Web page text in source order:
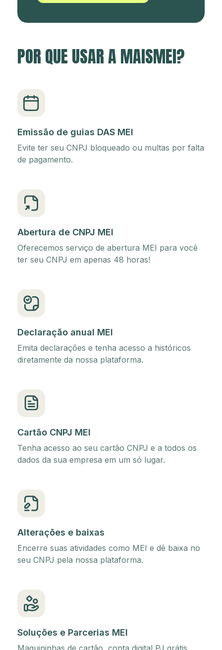
POR QUE USAR A MAISMEI?
Emissão de guias DAS MEI
Evite ter seu CNPJ bloqueado ou multas por falta
de pagamento.
Abertura de CNPJ MEI
Oferecemos serviço de abertura MEI para você
ter seu CNPJ em apenas 48 horas!
Declaração anual MEI
Emita declarações e tenha acesso a históricos
diretamente da nossa plataforma.
Cartão CNPJ MEI
Tenha acesso ao seu cartão CNPJ e a todos os
dados da sua empresa em um só lugar.
Alterações e baixas
Encerre suas atividades como MEI e dê baixa no
seu CNPJ pela nossa plataforma.
Soluções e Parcerias MEI